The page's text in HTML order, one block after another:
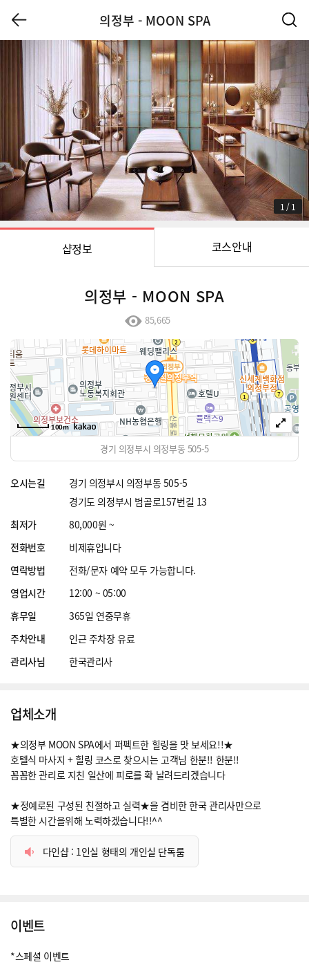
의정부 - MOON SPA
1 /1
샵정보 코스안내
의정부 - MOON SPA
85,665
100m
경기 의정부시 의정부동 505-5
오시는길
경기 의정부시 의정부동 505-5
경기도 의정부시 범골로157번길 13
최저가
80,000원 ~
전화번호
비제휴입니다
연락방법
전화/문자 예약 모두 가능합니다.
영업시간
12:00 ~ 05:00
휴무일
365일 연중무휴
주차안내
인근 주차장 유료
관리사님
한국관리사
업체소개
★의정부 MOON SPA에서 퍼펙트한 힐링을 맛 보세요!!★
호텔식 마사지 + 힐링 코스로 찾으시는 고객님 한분!! 한분!!
꼼꼼한 관리로 지친 일산에 피로를 확 날려드리겠습니다
★정예로된 구성된 친절하고 실력★을 겸비한 한국 관리사만으로
특별한 시간을위해 노력하겠습니다!!^^
다인샵 : 1인실 형태의 개인실 단독룸
이벤트
*스페셜 이벤트